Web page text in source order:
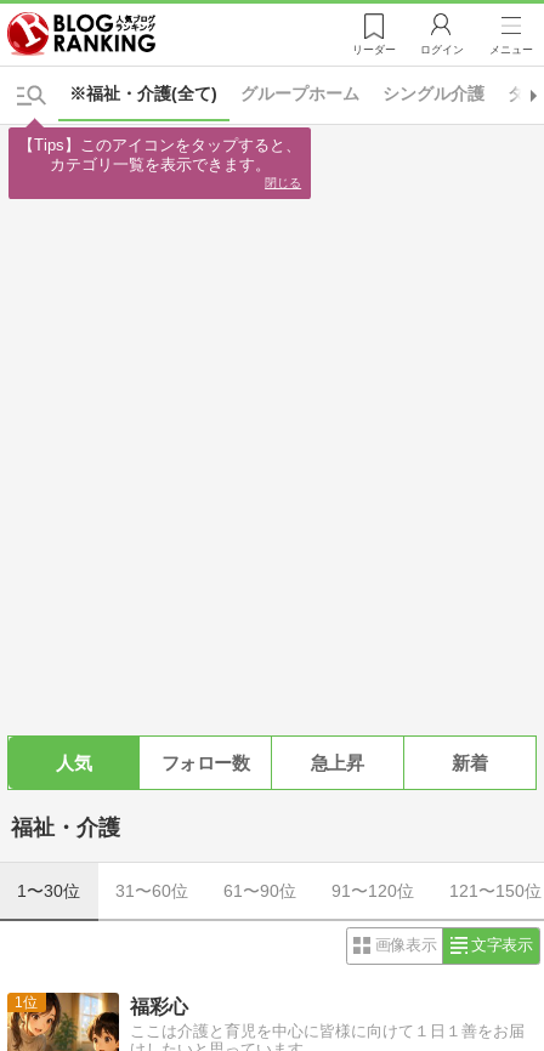
リーダー ログイン メニュー
※福祉・介護(全て) グループホーム シングル介護 ダ
人気 フォロー数 急上昇 新着
福祉・介護
1〜30位 31〜60位 61〜90位 91〜120位 121〜150位
画像表示 文字表示
1 福彩心
ここは介護と育児を中心に皆様に向けて１日１善をお届
【Tips】このアイコンをタップすると、
カテゴリ一覧を表示できます。
閉じる